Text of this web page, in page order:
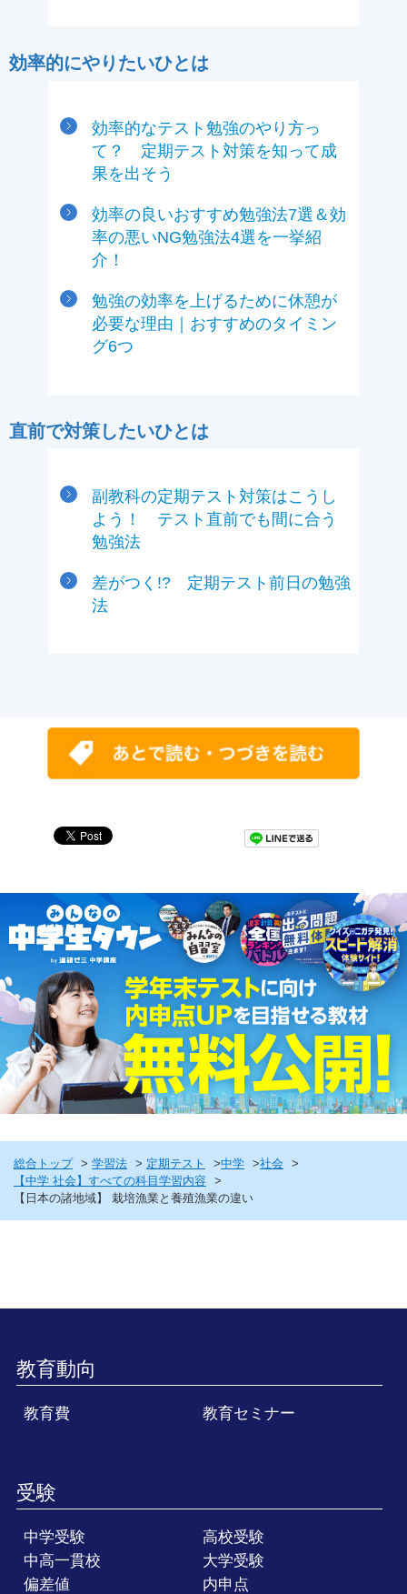
効率的にやりたいひとは
効率的なテスト勉強のやり方っ
て？ 定期テスト対策を知って成
果を出そう
効率の良いおすすめ勉強法7選＆効
率の悪いNG勉強法4選を一挙紹
介！
勉強の効率を上げるために休憩が
必要な理由｜おすすめのタイミン
グ6つ
直前で対策したいひとは
副教科の定期テスト対策はこうし
よう！ テスト直前でも間に合う
勉強法
差がつく!? 定期テスト前日の勉強
法
総合トップ 学習法 定期テスト 中学
社会
【中学 社会】すべての科目学習内容
【日本の諸地域】 栽培漁業と養殖漁業の違い
教育動向
教育費 教育セミナー
受験
中学受験
高校受験
中高一貫校
大学受験
偏差値
内申点